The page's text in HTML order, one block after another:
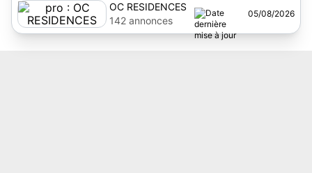
OC RESIDENCES
142 annonces
05/08/2026